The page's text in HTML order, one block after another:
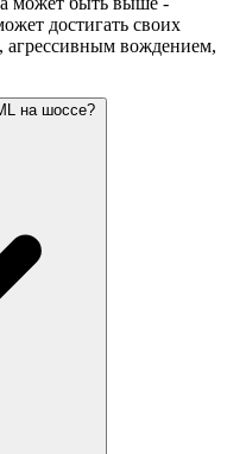
достигать своих
агрессивным вождением,
на шоссе?